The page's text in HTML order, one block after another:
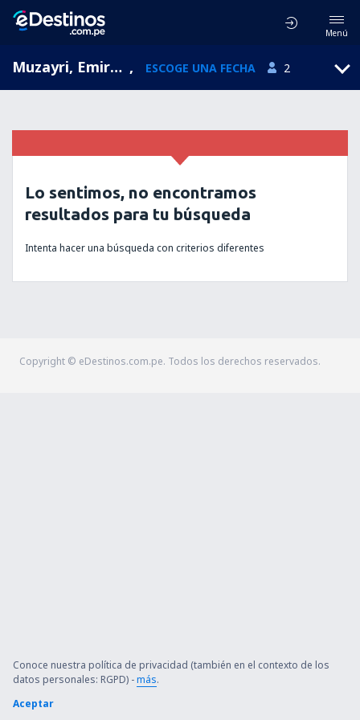
Menú
Muzayri, Emiratos Árabes Unidos , ESCOGE UNA FECHA 2
Lo sentimos, no encontramos
resultados para tu búsqueda
Intenta hacer una búsqueda con criterios diferentes
Copyright © eDestinos.com.pe. Todos los derechos reservados.
Conoce nuestra política de privacidad (también en el contexto de los
datos personales: RGPD) -más.
Aceptar